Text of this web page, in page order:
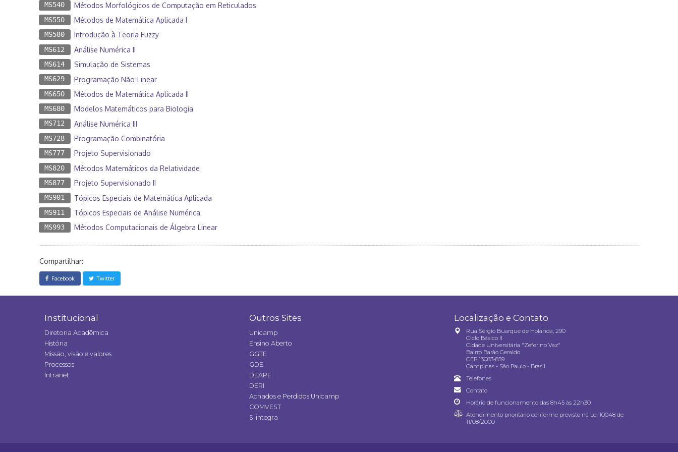
MS540 Métodos Morfológicos de Computação em Reticulados
MS550 Métodos de Matemática Aplicada I
MS580 Introdução à Teoria Fuzzy
MS612 Análise Numérica II
MS614 Simulação de Sistemas
MS629 Programação Não-Linear
MS650 Métodos de Matemática Aplicada II
MS680 Modelos Matemáticos para Biologia
MS712 Análise Numérica III
MS728 Programação Combinatória
MS777 Projeto Supervisionado
MS820 Métodos Matemáticos da Relatividade
MS877 Projeto Supervisionado II
MS901 Tópicos Especiais de Matemática Aplicada
MS911 Tópicos Especiais de Análise Numérica
MS993 Métodos Computacionais de Álgebra Linear
Compartilhar:
Facebook Twitter
Institucional
Diretoria Acadêmica
História
Missão, visão e valores
Processos
Intranet
Outros Sites
Unicamp
Ensino Aberto
GGTE
GDE
DEAPE
DERI
Achados e Perdidos Unicamp
COMVEST
S-integra
Localização e Contato
Rua Sérgio Buarque de Holanda, 290
Ciclo Básico II
Cidade Universitária "Zeferino Vaz"
Bairro Barão Geraldo
CEP 13083-859
Campinas - São Paulo - Brasil
Telefones
Contato
Horário de funcionamento das 8h45 às 22h30
Atendimento prioritário conforme previsto na Lei 10048 de
11/08/2000